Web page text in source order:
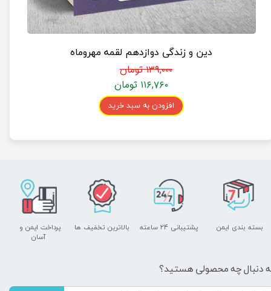
دین و زندگی دوازدهم لقمه مهروماه
۱۳۹,۰۰۰ تومان
۱۱۶,۷۶۰ تومان
افزودن به سبد خرید
پشتیبانی ۲۴ ساعته
پرداخت ایمن و ​​​​​​​
آسان
بسته بندی ایمن بالاترین تخفیف ها
دنبال چه محصولی هستید؟